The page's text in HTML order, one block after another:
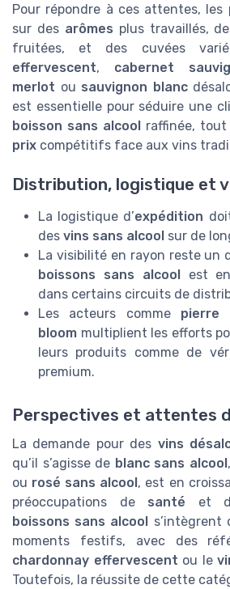
Pour répondre à ces attentes, les
sur des arômes plus travaillés,
fruitées, et des cuvées
effervescent, cabernet
merlot ou sauvignon blanc
est essentielle pour séduire une
boisson sans alcool raffinée,
prix compétitifs face aux vins
Distribution, logistique et
La logistique d’expédition
des vins sans alcool sur de
La visibilité en rayon reste un
boissons sans alcoolest
dans certains circuits de
Les acteurs comme pierre
bloom multiplient les efforts
leurs produits comme de
premium.
Perspectives et attentes
La demande pour des vins
qu’il s’agisse de blanc sans alcool,
ou rosé sans alcool, est en
préoccupations de santé et
boissons sans alcool s’intègrent
moments festifs, avec des
chardonnay effervescent ou le
Toutefois, la réussite de cette